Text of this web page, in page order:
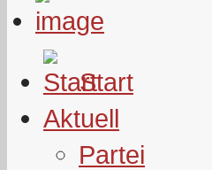
Start
Aktuell
Partei